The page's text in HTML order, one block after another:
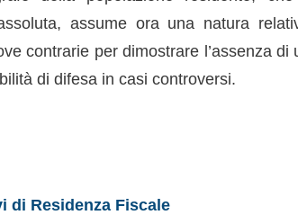
assume ora una natura
contrarie per dimostrare l’assenza di
di difesa in casi controversi.
di Residenza Fiscale